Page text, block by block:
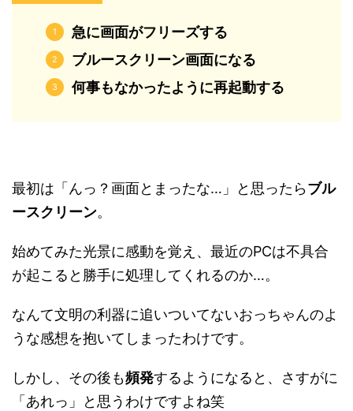
急に画面がフリーズする
ブルースクリーン画面になる
何事もなかったように再起動する
最初は「んっ？画面とまったな…」と思ったらブル
ースクリーン。
始めてみた光景に感動を覚え、最近のPCは不具合
が起こると勝手に処理してくれるのか…。
なんて文明の利器に追いついてないおっちゃんのよ
うな感想を抱いてしまったわけです。
しかし、その後も頻発するようになると、さすがに
「あれっ」と思うわけですよね笑